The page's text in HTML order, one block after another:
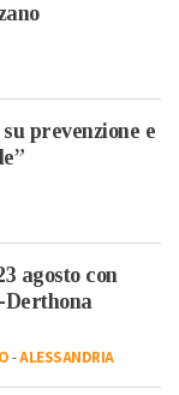
prevenzione e
agosto con
Derthona
-ALESSANDRIA